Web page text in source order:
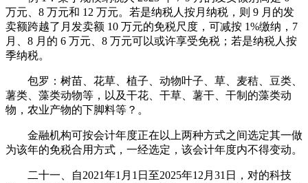
万元、8 万元和 12 万元。若是纳税人按月纳税，则 9 月的发
卖额跨越了月发卖额 10 万元的免税尺度，可减按 1%缴纳，7
月、8 月的 6 万元、8 万元可以或许享受免税；若是纳税人按
季纳税。
包罗：树苗、花草、植子、动物叶子、草、麦秸、豆类、
薯类、藻类动物等，以及干花、干草、薯干、干制的藻类动
物，农业产物的下脚料等？。
金融机构可按会计年度正在以上两种方式之间选定其一做
为该年的免税合用方式，一经选定，该会计年度内不得变动。
二十一、自2021年1月1日至2025年12月31日，对的科技